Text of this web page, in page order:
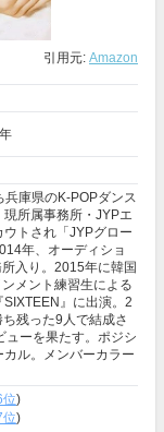
引用元: Amazon
庫県のK-POPダンス
所属事務所・JYPエ
トされ「JYPグロー
年、オーディショ
入り。2015年に韓国
メント練習生による
』に出演。2
残った9人で結成さ
ューを果たす。ポジシ
ル。メンバーカラー
位)
位)